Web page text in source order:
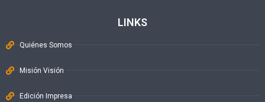
LINKS
Quiénes Somos
Misión Visión
Edición Impresa